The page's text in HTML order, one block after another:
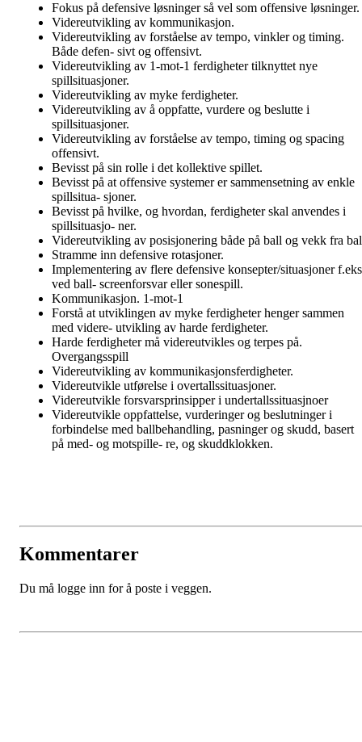
Fokus på defensive løsninger så vel som offensive løsninger.
Videreutvikling av kommunikasjon.
Videreutvikling av forståelse av tempo, vinkler og timing.
Både defen- sivt og offensivt.
Videreutvikling av 1-mot-1 ferdigheter tilknyttet nye
spillsituasjoner.
Videreutvikling av myke ferdigheter.
Videreutvikling av å oppfatte, vurdere og beslutte i
spillsituasjoner.
Videreutvikling av forståelse av tempo, timing og spacing
offensivt.
Bevisst på sin rolle i det kollektive spillet.
Bevisst på at offensive systemer er sammensetning av enkle
spillsitua- sjoner.
Bevisst på hvilke, og hvordan, ferdigheter skal anvendes i
spillsituasjo- ner.
Videreutvikling av posisjonering både på ball og vekk fra
Stramme inn defensive rotasjoner.
Implementering av flere defensive konsepter/situasjoner
ved ball- screenforsvar eller sonespill.
Kommunikasjon. 1-mot-1
Forstå at utviklingen av myke ferdigheter henger sammen
med videre- utvikling av harde ferdigheter.
Harde ferdigheter må videreutvikles og terpes på.
Overgangsspill
Videreutvikling av kommunikasjonsferdigheter.
Videreutvikle utførelse i overtallssituasjoner.
Videreutvikle forsvarsprinsipper i undertallssituasjnoer
Videreutvikle oppfattelse, vurderinger og beslutninger i
forbindelse med ballbehandling, pasninger og skudd, basert
på med- og motspille- re, og skuddklokken.
Kommentarer
Du må logge inn for å poste i veggen.